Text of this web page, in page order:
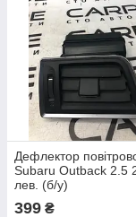
Дефлектор
Subaru Outback 2.5
лев. (б/у)
399 ₴